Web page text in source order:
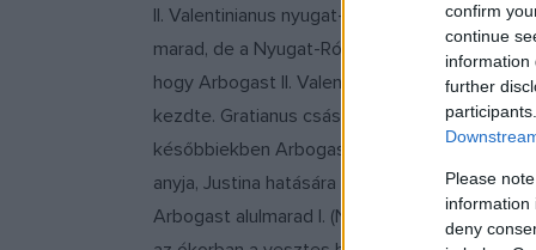
confirm
continue
information
further
Please
information
deny
II. Valentinianus nyugat-római császár
marad, de a Nyugat-Római Birodalom
hogy Arbogast II. Valentinianus császárt
kezdte. Gratianus császár idejében
későbbiekben Arbogast politikai tőkét
anyja, Justina hatására áriánusbarát politikát
Arbogast alulmarad I. (Nagy) Theodosiussal